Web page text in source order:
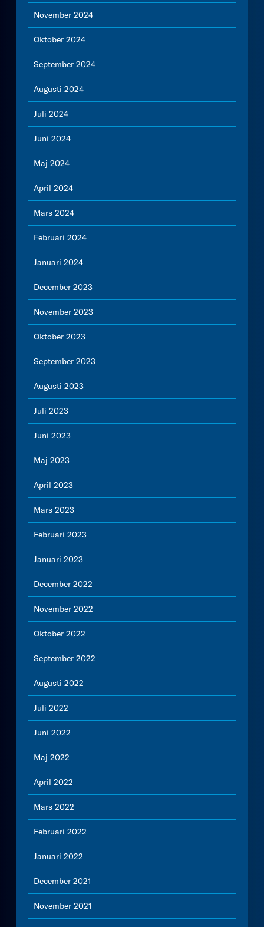
November 2024
Oktober 2024
September 2024
Augusti 2024
Juli 2024
Juni 2024
Maj 2024
April 2024
Mars 2024
Februari 2024
Januari 2024
December 2023
November 2023
Oktober 2023
September 2023
Augusti 2023
Juli 2023
Juni 2023
Maj 2023
April 2023
Mars 2023
Februari 2023
Januari 2023
December 2022
November 2022
Oktober 2022
September 2022
Augusti 2022
Juli 2022
Juni 2022
Maj 2022
April 2022
Mars 2022
Februari 2022
Januari 2022
December 2021
November 2021